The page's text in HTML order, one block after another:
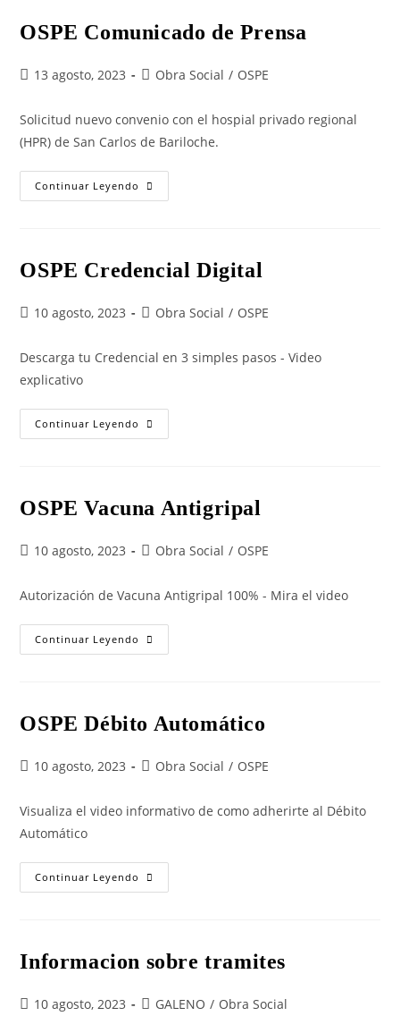
OSPE Comunicado de Prensa
13 agosto, 2023 Obra Social / OSPE
Solicitud nuevo convenio con el hospial privado regional
(HPR) de San Carlos de Bariloche.
Continuar Leyendo
OSPE Credencial Digital
10 agosto, 2023 Obra Social / OSPE
Descarga tu Credencial en 3 simples pasos - Video
explicativo
Continuar Leyendo
OSPE Vacuna Antigripal
10 agosto, 2023 Obra Social / OSPE
Autorización de Vacuna Antigripal 100% - Mira el video
Continuar Leyendo
OSPE Débito Automático
10 agosto, 2023 Obra Social / OSPE
Visualiza el video informativo de como adherirte al Débito
Automático
Continuar Leyendo
Informacion sobre tramites
10 agosto, 2023 GALENO / Obra Social